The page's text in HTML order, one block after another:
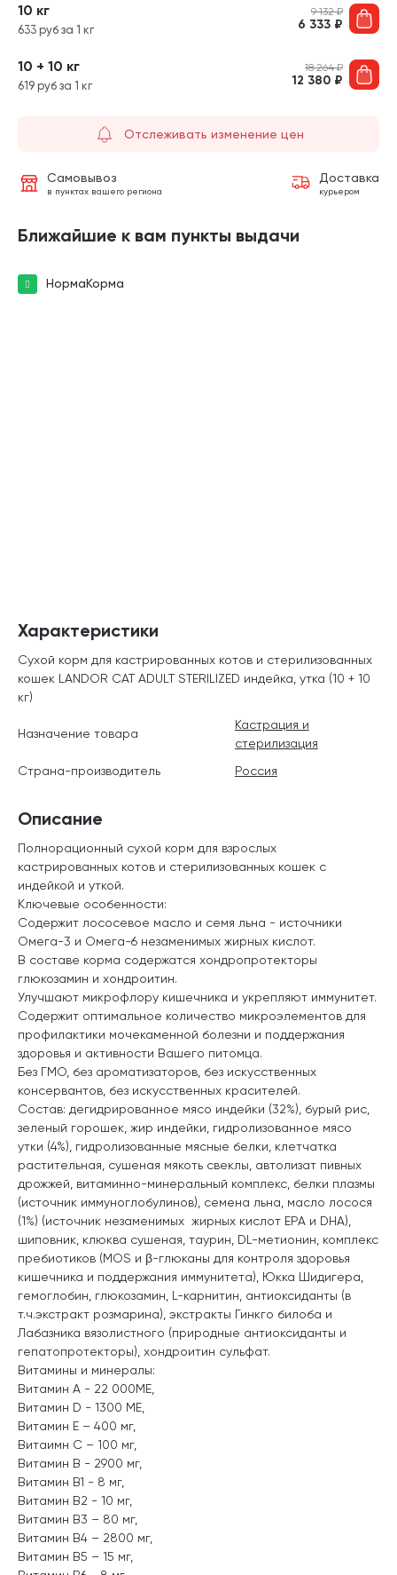
10 кг
633 руб за 1 кг
9 132₽
6 333 ₽
10 + 10 кг
619 руб за 1 кг
18 264₽
12 380 ₽
Отслеживать изменение цен
Самовывоз
в пунктах вашего региона
Доставка
курьером
Ближайшие к вам пункты выдачи
НормаКорма
Описание
Полнорационный сухой корм для взрослых
кастрированных котов и стерилизованных кошек с
индейкой и уткой.
Ключевые особенности:
Содержит лососевое масло и семя льна - источники
Омега-3 и Омега-6 незаменимых жирных кислот.
В составе корма содержатся хондропротекторы
глюкозамин и хондроитин.
Улучшают микрофлору кишечника и укрепляют иммунитет.
Содержит оптимальное количество микроэлементов для
профилактики мочекаменной болезни и поддержания
здоровья и активности Вашего питомца.
Без ГМО, без ароматизаторов, без искусственных
консервантов, без искусственных красителей.
Состав: дегидрированное мясо индейки (32%), бурый рис,
зеленый горошек, жир индейки, гидролизованное мясо
утки (4%), гидролизованные мясные белки, клетчатка
растительная, сушеная мякоть свеклы, автолизат пивных
дрожжей, витаминно-минеральный комплекс, белки плазмы
(источник иммуноглобулинов), семена льна, масло лосося
(1%) (источник незаменимых жирных кислот EPA и DHA),
шиповник, клюква сушеная, таурин, DL-метионин, комплекс
пребиотиков (MOS и β-глюканы для контроля здоровья
кишечника и поддержания иммунитета), Юкка Шидигера,
гемоглобин, глюкозамин, L-карнитин, антиоксиданты (в
т.ч.экстракт розмарина), экстракты Гинкго билоба и
Лабазника вязолистного (природные антиоксиданты и
гепатопротекторы), хондроитин сульфат.
Витамины и минералы:
Витамин А - 22 000МЕ,
Витамин D - 1300 МЕ,
Витамин Е – 400 мг,
Витаимн С – 100 мг,
Витамин В - 2900 мг,
Витамин В1 - 8 мг,
Витамин В2 - 10 мг,
Витамин В3 – 80 мг,
Витамин В4 – 2800 мг,
Витамин В5 – 15 мг,
Характеристики
Сухой корм для кастрированных котов и стерилизованных
кошек LANDOR CAT ADULT STERILIZED индейка, утка (10 + 10
кг)
Назначение товара
Кастрация и
стерилизация
Страна-производитель
Россия